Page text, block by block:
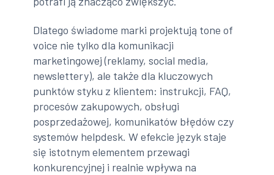
Dlatego świadome marki projektują tone of
voice nie tylko dla komunikacji
marketingowej (reklamy, social media,
newslettery), ale także dla kluczowych
punktów styku z klientem: instrukcji, FAQ,
procesów zakupowych, obsługi
posprzedażowej, komunikatów błędów czy
systemów helpdesk. W efekcie język staje
się istotnym elementem przewagi
konkurencyjnej i realnie wpływa na